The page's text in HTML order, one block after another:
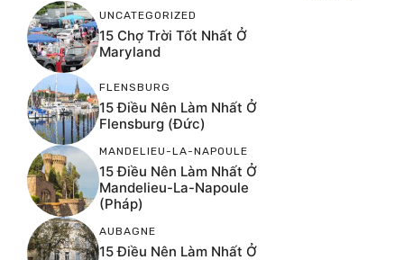
UNCATEGORIZED
15 Chợ Trời Tốt Nhất Ở
Maryland
FLENSBURG
15 Điều Nên Làm Nhất Ở
Flensburg (Đức)
MANDELIEU-LA-NAPOULE
15 Điều Nên Làm Nhất Ở
Mandelieu-La-Napoule
(Pháp)
AUBAGNE
15 Điều Nên Làm Nhất Ở